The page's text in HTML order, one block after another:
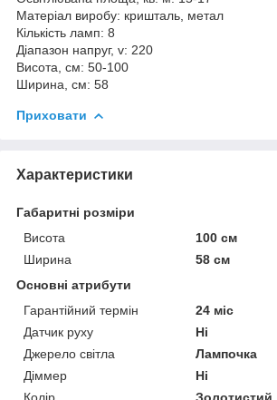
Матеріал виробу: кришталь, метал
Кількість ламп: 8
Діапазон напруг, v: 220
Висота, см: 50-100
Ширина, см: 58
Приховати
Характеристики
Габаритні розміри
Висота
100 см
Ширина
58 см
Основні атрибути
Гарантійний термін
24 міс
Датчик руху
Ні
Джерело світла
Лампочка
Діммер
Ні
Колір
Золотистий